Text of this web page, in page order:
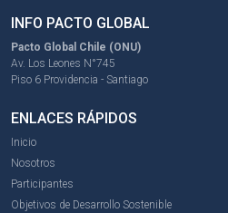
INFO PACTO GLOBAL
Pacto Global Chile (ONU)
Av. Los Leones N°745
Piso 6 Providencia - Santiago
ENLACES RÁPIDOS
Inicio
Nosotros
Participantes
Objetivos de Desarrollo Sostenible